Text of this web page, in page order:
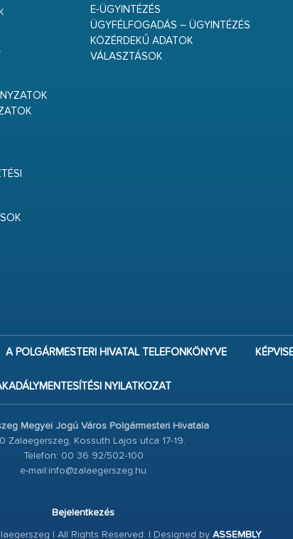
E-ÜGYINTÉZÉS
ÜGYFÉLFOGADÁS – ÜGYINTÉZÉS
KÖZÉRDEKŰ ADATOK
VÁLASZTÁSOK
A POLGÁRMESTERI HIVATAL TELEFONKÖNYVE
NYILATKOZAT
Megyei Jogú Város Polgármesteri Hivatala
Zalaegerszeg, Kossuth Lajos utca 17-19.
Telefon: 00 36 92/502-100
e-mail:info@zalaegerszeg.hu
Bejelentkezés
| All Rights Reserved. | Designed by ASSEMBLY